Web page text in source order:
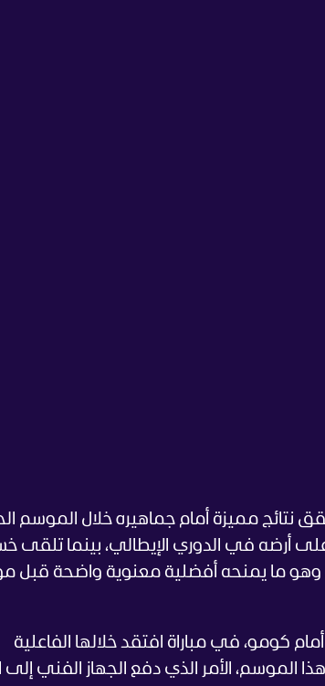
مميزة أمام جماهيره خلال الموسم
من آخر 28 مواجهة خاضها على أرضه في الدوري الإيطالي، بينما تلقى
وهو ما يمنحه أفضلية معنوية واضحة قبل
كومو، في مباراة افتقد خلالها الفاعلية
الموسم، الأمر الذي دفع الجهاز الفني إلى